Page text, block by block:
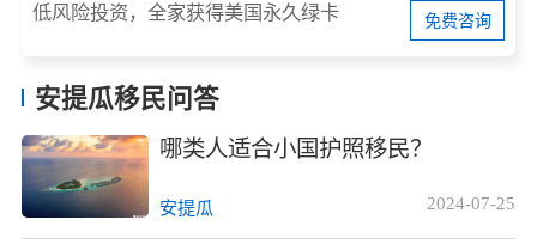
低风险投资，全家获得美国永久绿卡 免费咨询
安提瓜移民问答
哪类人适合小国护照移民？
2024-07-25
安提瓜